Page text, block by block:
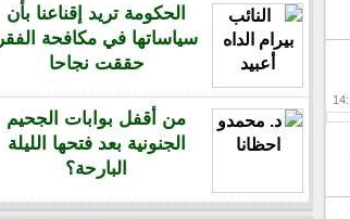
الحكومة تريد إقناعنا بأن
سياساتها في مكافحة الفقر
حققت نجاحا
من أقفل بوابات الجحيم
الجنونية بعد فتحها الليلة
البارحة؟